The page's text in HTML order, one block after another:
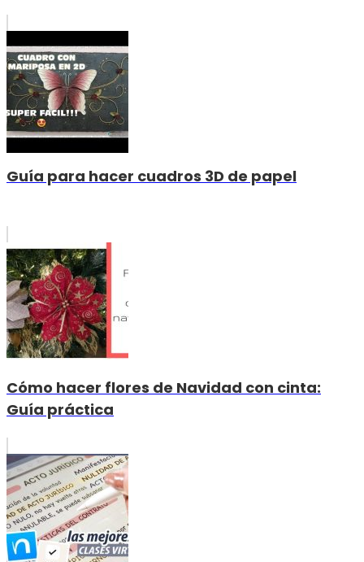
Guía para hacer cuadros 3D de papel
Cómo hacer flores de Navidad con cinta:
Guía práctica